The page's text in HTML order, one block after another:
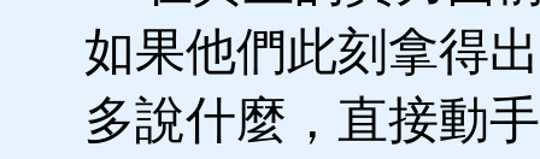
如果他們此刻拿得
多說什麼，直接動